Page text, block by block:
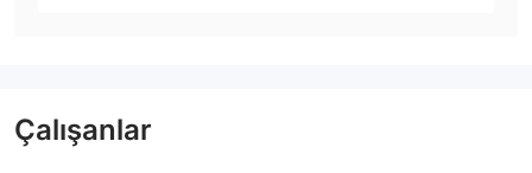
Çalışanlar